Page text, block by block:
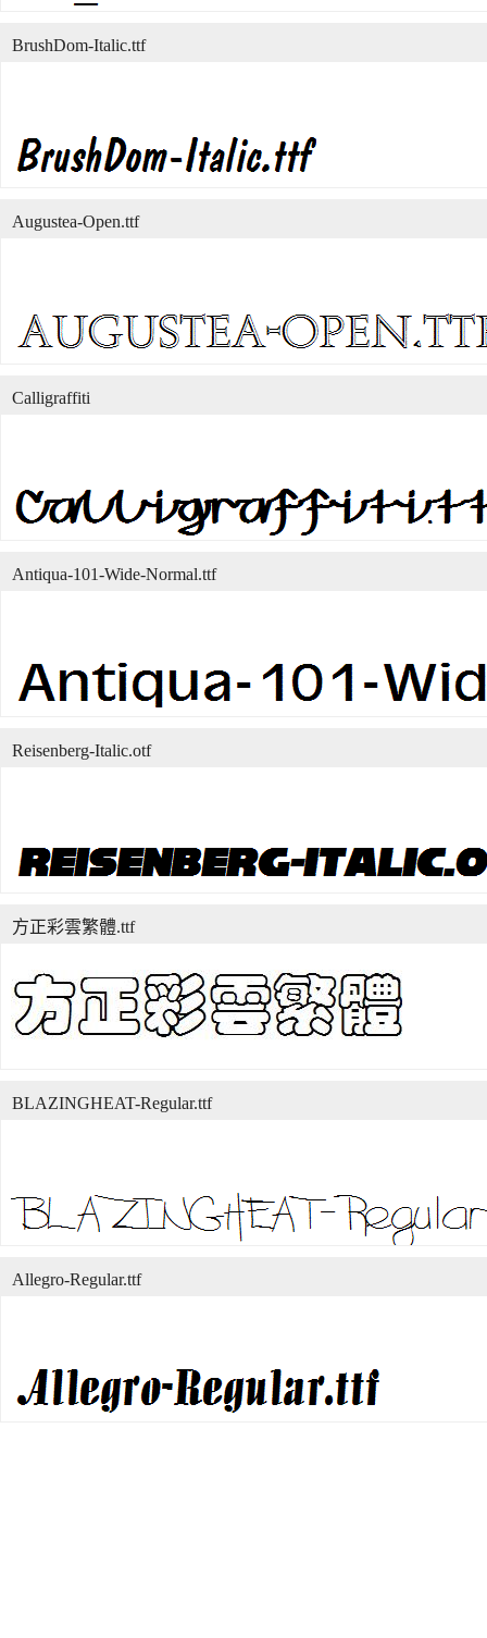
BrushDom-Italic.ttf
Augustea-Open.ttf
Calligraffiti
Antiqua-101-Wide-Normal.ttf
Reisenberg-Italic.otf
方正彩雲繁體.ttf
BLAZINGHEAT-Regular.ttf
Allegro-Regular.ttf